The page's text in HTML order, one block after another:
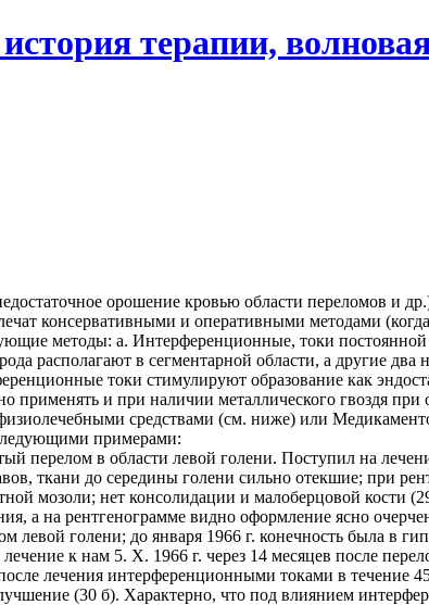
терапии,
орошение кровью области переломов и
консервативными и оперативными методами
методы: а. Интерференционные, токи
располагают в сегментарной области, а другие
токи стимулируют образование как
применять и при наличии металлического гвоздя
средствами (см. ниже) или
примерами:
перелом в области левой голени. Поступил на
ткани до середины голени сильно отекшие; при
мозоли; нет консолидации и малоберцовой кости
а на рентгенограмме видно оформление ясно
голени; до января 1966 г. конечность была в
к нам 5. X. 1966 г. через 14 месяцев после
лечения интерференционными токами в течение
(30 б). Характерно, что под влиянием